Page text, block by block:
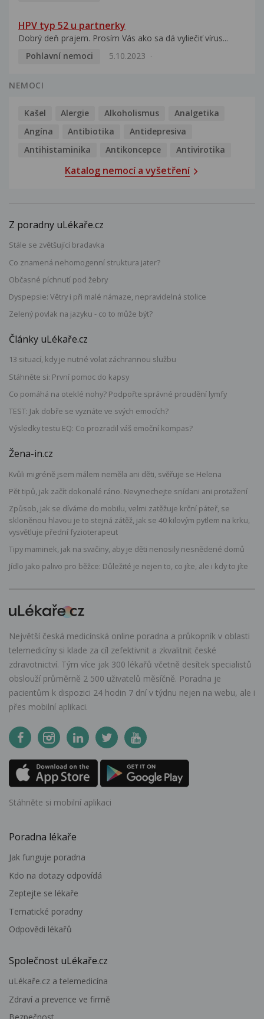
HPV typ 52 u partnerky
Dobrý deň prajem. Prosím Vás ako sa dá vyliečiť vírus...
Pohlavní nemoci
5.10.2023
NEMOCI
Kašel Alergie Alkoholismus
Analgetika
Angína
Antibiotika
Antidepresiva
Antihistaminika
Antikoncepce Antivirotika
Katalog nemocí a vyšetření
Z poradny uLékaře.cz
Stále se zvětšující bradavka
Co znamená nehomogenní struktura jater?
Občasné píchnutí pod žebry
Dyspepsie: Větry i při malé námaze, nepravidelná stolice
Zelený povlak na jazyku - co to může být?
Články uLékaře.cz
13 situací, kdy je nutné volat záchrannou službu
Stáhněte si: První pomoc do kapsy
Co pomáhá na oteklé nohy? Podpořte správné proudění lymfy
TEST: Jak dobře se vyznáte ve svých emocích?
Výsledky testu EQ: Co prozradil váš emoční kompas?
Žena-in.cz
Kvůli migréně jsem málem neměla ani děti, svěřuje se Helena
Pět tipů, jak začít dokonalé ráno. Nevynechejte snídani ani protažení
Způsob, jak se díváme do mobilu, velmi zatěžuje krční páteř, se
skloněnou hlavou je to stejná zátěž, jak se 40 kilovým pytlem na krku,
vysvětluje přední fyzioterapeut
Tipy maminek, jak na svačiny, aby je děti nenosily nesnědené domů
Jídlo jako palivo pro běžce: Důležité je nejen to, co jíte, ale i kdy to jíte
Největší česká medicínská online poradna a průkopník v oblasti
telemedicíny si klade za cíl zefektivnit a zkvalitnit české
zdravotnictví. Tým více jak 300 lékařů včetně desítek specialistů
obslouží průměrně 2 500 uživatelů měsíčně. Poradna je
pacientům k dispozici 24 hodin 7 dní v týdnu nejen na webu, ale i
přes mobilní aplikaci.
Stáhněte si mobilní aplikaci
Poradna lékaře
Jak funguje poradna
Kdo na dotazy odpovídá
Zeptejte se lékaře
Tematické poradny
Odpovědi lékařů
Společnost uLékaře.cz
uLékaře.cz a telemedicína
Zdraví a prevence ve firmě